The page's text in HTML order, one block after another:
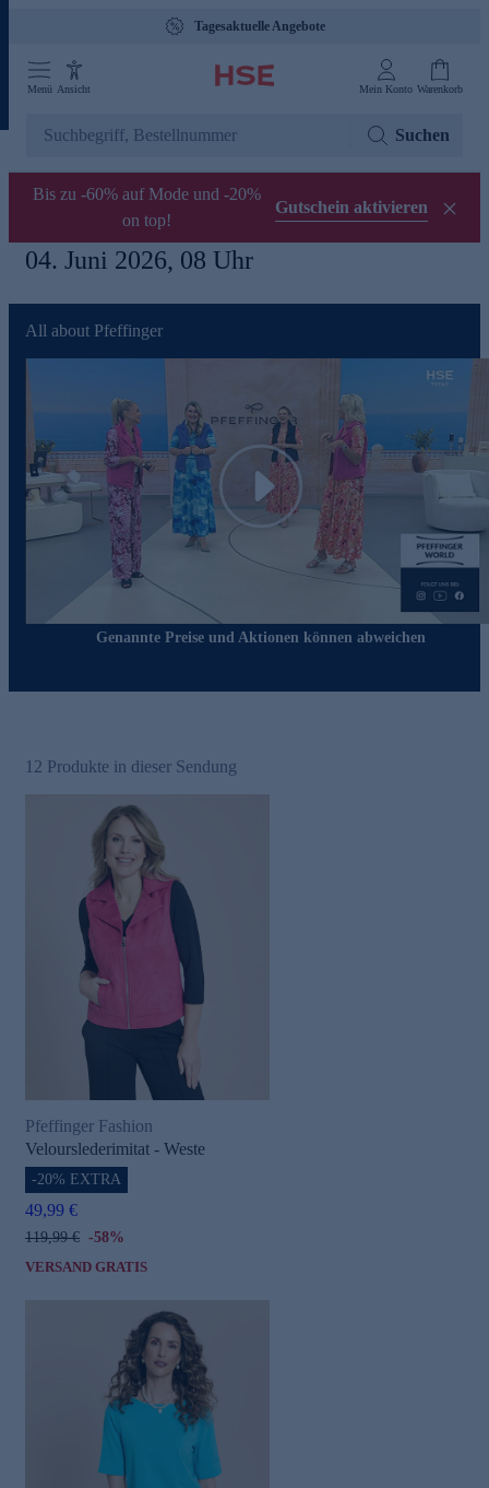
Gebührenfreie Hotline 0800 29 888 88
Menü Ansicht Mein Konto Warenkorb
Suchen
Bis zu -60% auf Mode und -20%
on top!
Gutschein aktivieren
04. Juni 2026, 08 Uhr
All about Pfeffinger
Play
Genannte Preise und Aktionen können abweichen
12 Produkte in dieser Sendung
Pfeffinger Fashion
Velourslederimitat - Weste
-20% EXTRA
49,99 €
119,99 € -58%
VERSAND GRATIS